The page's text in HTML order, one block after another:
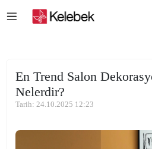
En Trend Salon
Nelerdir?
Tarih: 24.10.2025 12:23